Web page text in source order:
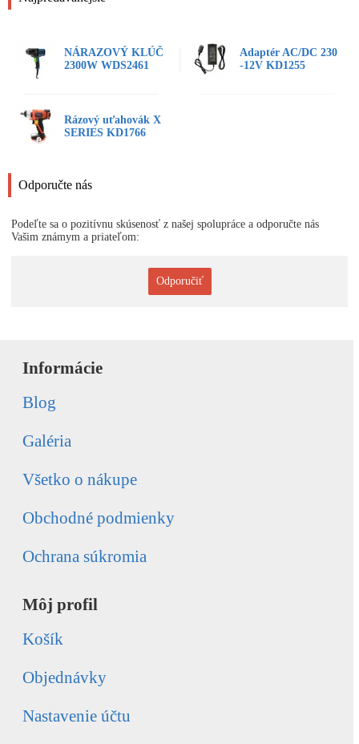
NÁRAZOVÝ KLÚČ
2300W WDS2461
Adaptér AC/DC 230
-12V KD1255
Rázový uťahovák X
SERIES KD1766
Odporučte nás
Podeľte sa o pozitívnu skúsenosť z našej spolupráce a odporučte nás
Vašim známym a priateľom:
Odporučiť
Informácie
Blog
Galéria
Všetko o nákupe
Obchodné podmienky
Ochrana súkromia
Môj profil
Košík
Objednávky
Nastavenie účtu